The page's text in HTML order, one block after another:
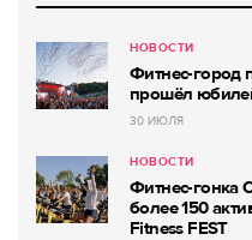
НОВОСТИ
Фитнес-город
прошёл
30 ИЮЛЯ
НОВОСТИ
Фитнес-гонка
более 150
Fitness FEST